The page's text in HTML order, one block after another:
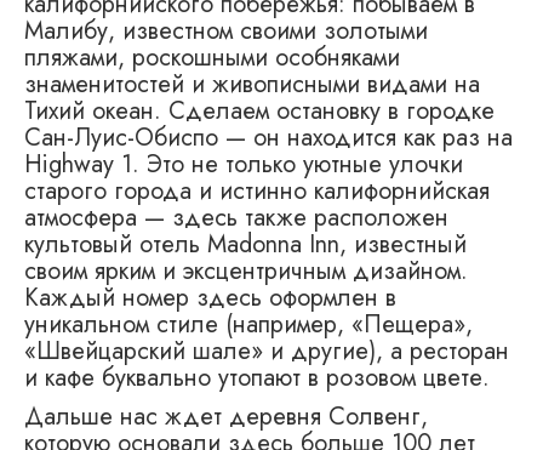
Малибу, известном своими золотыми
пляжами, роскошными особняками
знаменитостей и живописными видами на
Тихий океан. Сделаем остановку в городке
Сан-Луис-Обиспо — он находится как раз на
Highway 1. Это не только уютные улочки
старого города и истинно калифорнийская
атмосфера — здесь также расположен
культовый отель Madonna Inn, известный
своим ярким и эксцентричным дизайном.
Каждый номер здесь оформлен в
уникальном стиле (например, «Пещера»,
«Швейцарский шале» и другие), а ресторан
и кафе буквально утопают в розовом цвете.
Дальше нас ждет деревня Солвенг,